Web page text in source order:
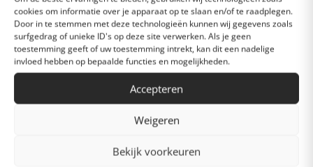
cookies om informatie over je apparaat op te slaan en/of te raadplegen.
Door in te stemmen met deze technologieën kunnen wij gegevens zoals
surfgedrag of unieke ID's op deze site verwerken. Als je geen
toestemming geeft of uw toestemming intrekt, kan dit een nadelige
invloed hebben op bepaalde functies en mogelijkheden.
Accepteren
Weigeren
Bekijk voorkeuren
Heel goed
Gemiddeld